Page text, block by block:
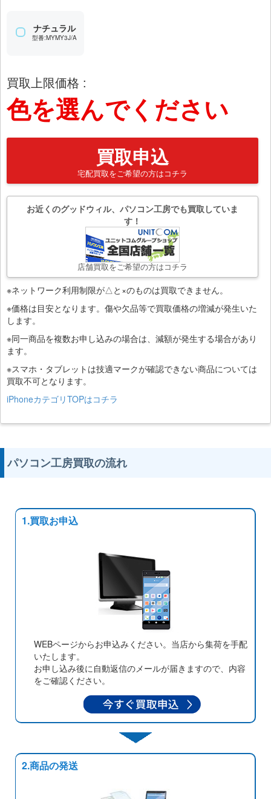
ナチュラル
型番:MYMY3J/A
買取上限価格 :
色を選んでください
買取申込
宅配買取をご希望の方はコチラ
お近くのグッドウィル、パソコン工房でも買取していま
す！
店舗買取をご希望の方はコチラ
※ネットワーク利用制限が△と×のものは買取できません。
※価格は目安となります。傷や欠品等で買取価格の増減が発生いた
します。
※同一商品を複数お申し込みの場合は、減額が発生する場合があり
ます。
※スマホ・タブレットは技適マークが確認できない商品については
買取不可となります。
iPhoneカテゴリTOPはコチラ
パソコン工房買取の流れ
1.買取お申込
WEBページからお申込みください。当店から集荷を手配
いたします。
お申し込み後に自動返信のメールが届きますので、内容
をご確認ください。
2.商品の発送